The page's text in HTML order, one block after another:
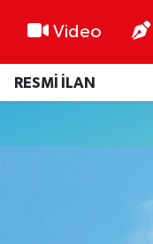
Video
RESMİ İLAN